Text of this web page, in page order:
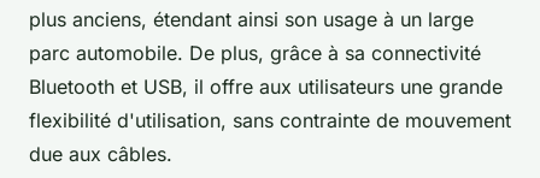
plus anciens, étendant ainsi son usage à un large
parc automobile. De plus, grâce à sa connectivité
Bluetooth et USB, il offre aux utilisateurs une grande
flexibilité d'utilisation, sans contrainte de mouvement
due aux câbles.